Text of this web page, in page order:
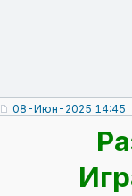
08-Июн-2025 14:45